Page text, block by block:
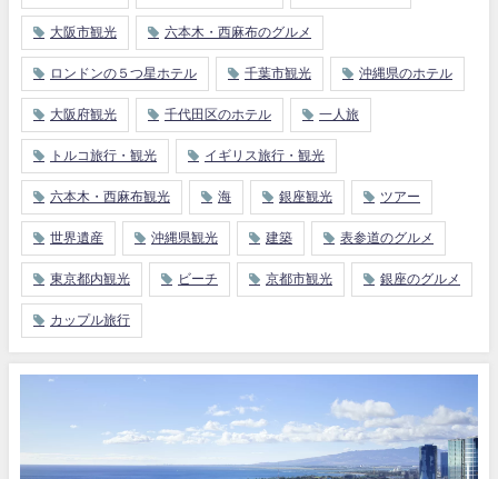
大阪市観光 六本木・西麻布のグルメ
ロンドンの５つ星ホテル 千葉市観光 沖縄県のホテル
大阪府観光 千代田区のホテル 一人旅
トルコ旅行・観光 イギリス旅行・観光
六本木・西麻布観光 海 銀座観光 ツアー
世界遺産 沖縄県観光 建築 表参道のグルメ
東京都内観光 ビーチ 京都市観光 銀座のグルメ
カップル旅行